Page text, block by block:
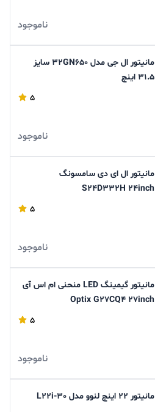
ناموجود
مانیتور ال جی مدل 32GN650 سایز
31.5 اینچ
5
ناموجود
مانیتور ال ای دی سامسونگ
S24D332H 24inch
5
ناموجود
مانیتور گیمینگ LED منحنی ام اس آی
Optix G27CQ4 27inch
5
ناموجود
مانیتور 22 اینچ لنوو مدل L22i-30